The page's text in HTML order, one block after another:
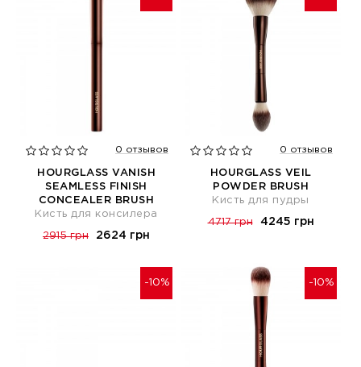
0 отзывов
HOURGLASS VANISH
SEAMLESS FINISH
CONCEALER BRUSH
Кисть для консилера
2915 грн 2624 грн
0 отзывов
HOURGLASS VEIL
POWDER BRUSH
Кисть для пудры
4717 грн 4245 грн
-10% -10%